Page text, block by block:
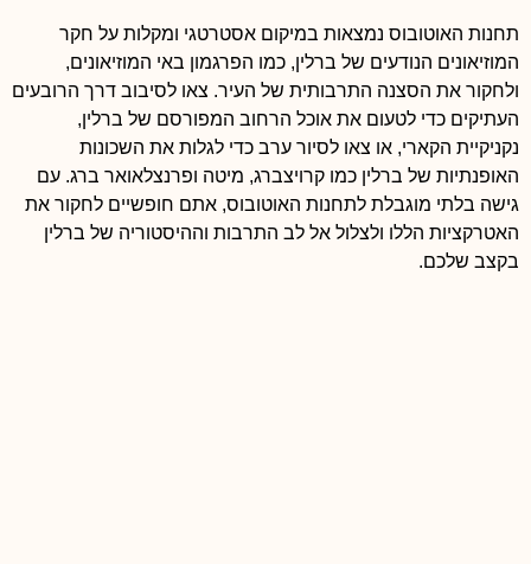
תחנות האוטובוס נמצאות במיקום אסטרטגי ומקלות על חקר
המוזיאונים הנודעים של ברלין, כמו הפרגמון באי המוזיאונים,
ולחקור את הסצנה התרבותית של העיר. צאו לסיבוב דרך הרובעים
העתיקים כדי לטעום את אוכל הרחוב המפורסם של ברלין,
נקניקיית הקארי, או צאו לסיור ערב כדי לגלות את השכונות
האופנתיות של ברלין כמו קרויצברג, מיטה ופרנצלאואר ברג. עם
גישה בלתי מוגבלת לתחנות האוטובוס, אתם חופשיים לחקור את
האטרקציות הללו ולצלול אל לב התרבות וההיסטוריה של ברלין
בקצב שלכם.